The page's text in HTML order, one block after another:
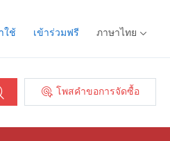
ใช้ เข้าร่วมฟรี ภาษาไทย
โพสคำขอการจัดซื้อ